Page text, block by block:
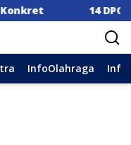
14 DPC Terima SK
InfoOlahraga